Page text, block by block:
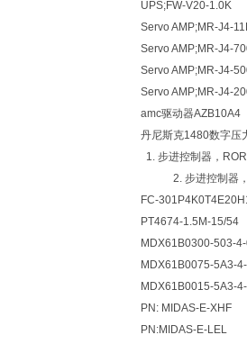
UPS;FW-V20-1.0K
Servo AMP;MR-J4-
Servo AMP;MR-J4-
Servo AMP;MR-J4-
Servo AMP;MR-J4-
amc驱动器AZB10A4
丹尼斯克1480数字压
1. 步进控制器，
2. 步进控制器，
FC-
PT4674-1.5M-15/54
MDX61B0300-503-
MDX61B0075-5A3-
MDX61B0015-5A3-
PN: MIDAS-E-XHF
PN:MIDAS-E-LEL